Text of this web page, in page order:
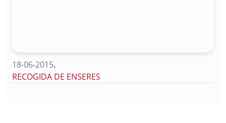
18-06-2015.
RECOGIDA DE ENSERES